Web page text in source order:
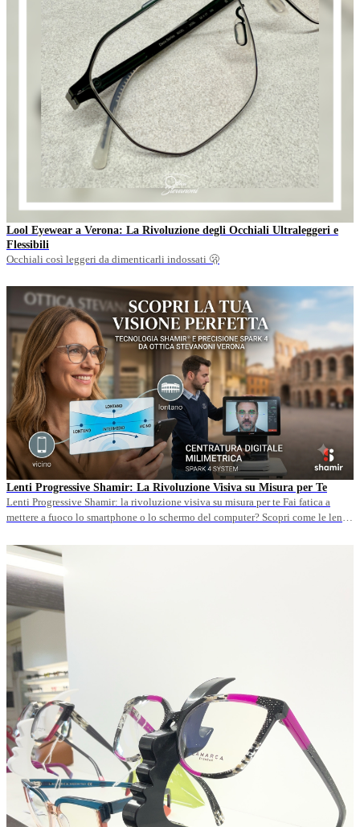
Lool Eyewear a Verona: La Rivoluzione degli Occhiali Ultraleggeri e
Flessibili
Occhiali così leggeri da dimenticarli indossati 🫢
Lenti Progressive Shamir: La Rivoluzione Visiva su Misura per Te
Lenti Progressive Shamir: la rivoluzione visiva su misura per te Fai fatica a
mettere a fuoco lo smartphone o lo schermo del computer? Scopri come le lenti
lenti economiche, offrendoti campi visivi ampi e transizioni fluide a tutte le
distanze. Nel nostro centro ottico a Verona, grazie all'esclusivo sistema di
videocentratura digitale millimetrica Shamir Spark 4, progettiamo il tuo profilo
visivo unico per garantirti un comfort immediato e una postura naturale. Leggi
l'articolo e scopri la lente perfetta per le tue esigenze quotidiane!